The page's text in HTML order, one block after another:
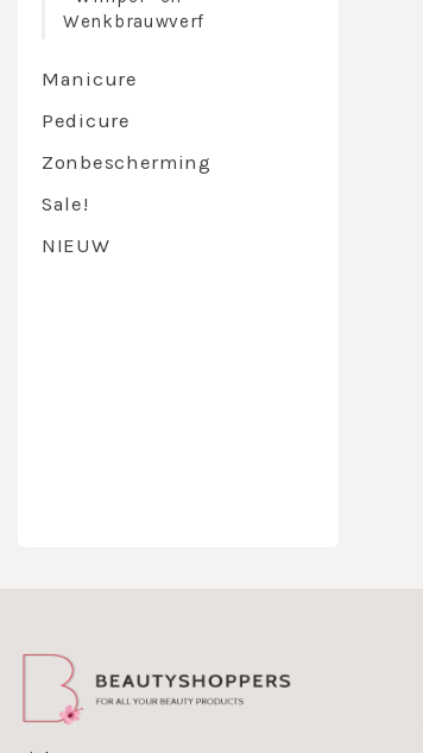
Wenkbrauwverf
Manicure
Pedicure
Zonbescherming
Sale!
NIEUW